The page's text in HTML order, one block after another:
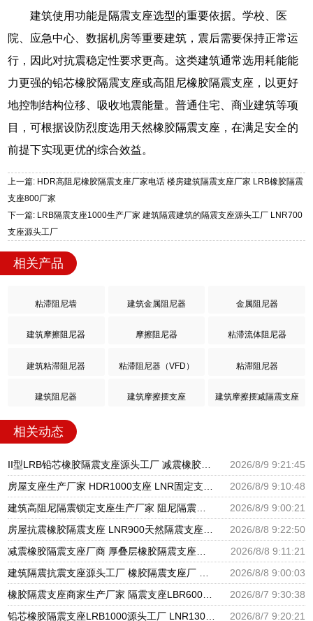
建筑使用功能是隔震支座选型的重要依据。学校、医
院、应急中心、数据机房等重要建筑，震后需要保持正常运
行，因此对抗震稳定性要求更高。这类建筑通常选用耗能能
力更强的铅芯橡胶隔震支座或高阻尼橡胶隔震支座，以更好
地控制结构位移、吸收地震能量。普通住宅、商业建筑等项
目，可根据设防烈度选用天然橡胶隔震支座，在满足安全的
前提下实现更优的综合效益。
上一篇: HDR高阻尼橡胶隔震支座厂家电话 楼房建筑隔震支座厂家 LRB橡胶隔震
支座800厂家
下一篇: LRB隔震支座1000生产厂家 建筑隔震建筑的隔震支座源头工厂 LNR700
支座源头工厂
相关产品
粘滞阻尼墙 建筑金属阻尼器 金属阻尼器
建筑摩擦阻尼器 摩擦阻尼器 粘滞流体阻尼器
建筑粘滞阻尼器 粘滞阻尼器（VFD） 粘滞阻尼器
建筑阻尼器 建筑摩擦摆支座 建筑摩擦摆减隔震支座
相关动态
II型LRB铅芯橡胶隔震支座源头工厂 减震橡胶支座价格 隔震支座产地源头工厂
2026/8/9 9:21:45
房屋支座生产厂家 HDR1000支座 LNR固定支座生产厂家
2026/8/9 9:10:48
建筑高阻尼隔震锁定支座生产厂家 阻尼隔震支座厂家 分散力型隔震支座厂家
2026/8/9 9:00:21
房屋抗震橡胶隔震支座 LNR900天然隔震支座 建筑圆形隔震支座源头工厂
2026/8/8 9:22:50
减震橡胶隔震支座厂商 厚叠层橡胶隔震支座源头工厂 阻尼隔震支座多少钱
2026/8/8 9:11:21
建筑隔震抗震支座源头工厂 橡胶隔震支座厂 国内橡胶隔震支座生产厂家
2026/8/8 9:00:03
橡胶隔震支座商家生产厂家 隔震支座LBR600生产厂家 天然橡胶隔震支座LNR1000-Ⅱ厂家
2026/8/7 9:30:38
铅芯橡胶隔震支座LRB1000源头工厂 LNR1300天然橡胶支座什么价格 国内隔震支座生产厂家
2026/8/7 9:20:21